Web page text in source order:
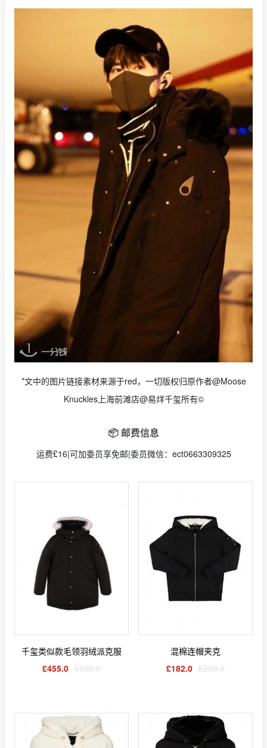
*文中的图片链接素材来源于red，一切版权归原作者@Moose
Knuckles上海前滩店@易烊千玺所有©
📦 邮费信息
运费£16|可加委员享免邮|委员微信：ect0663309325
千玺类似款毛领羽绒派克服
£455.0 £650.0
混棉连帽夹克
£182.0 £260.0